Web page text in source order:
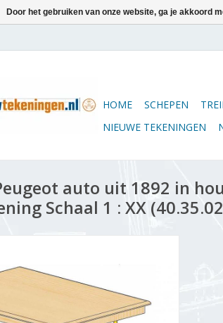
HOME SCHEPEN
NIEUWE TEKENINGEN
auto uit 1892 in
Schaal 1 : XX
Door het gebruiken van onze website, ga je akkoord